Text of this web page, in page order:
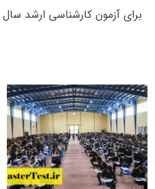
برای آزمون کارشناسی ارشد سال ۱۴۰۰ به بعد اجرایی خواهد